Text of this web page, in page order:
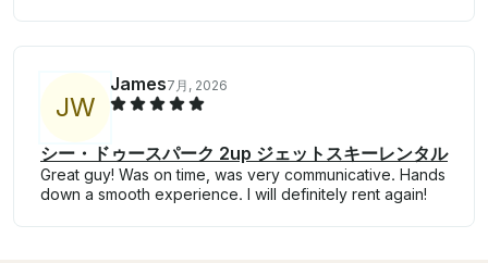
JW
James7月, 2026
シー・ドゥースパーク 2up ジェットスキーレンタル
Great guy! Was on time, was very communicative. Hands
down a smooth experience. I will definitely rent again!